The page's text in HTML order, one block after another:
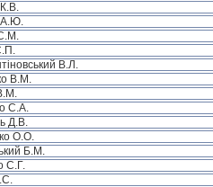
А.Ю.
В.Л.
В.М.
С.А.
Д.В.
О.О.
Б.М.
С.Г.